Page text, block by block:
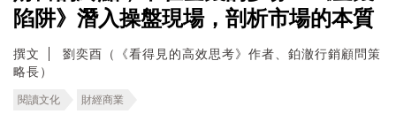
陷阱》潛入操盤現場，剖析市場的本質
撰文
劉奕酉（《看得見的高效思考》作者、鉑澈行銷顧問策
略長）
閱讀文化 財經商業